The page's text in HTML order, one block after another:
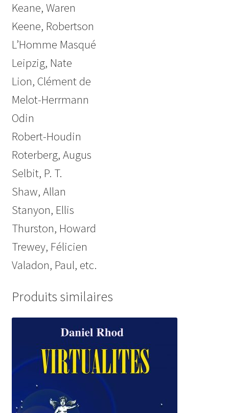
Keane, Waren
Keene, Robertson
L’Homme Masqué
Leipzig, Nate
Lion, Clément de
Melot-Herrmann
Odin
Robert-Houdin
Roterberg, Augus
Selbit, P. T.
Shaw, Allan
Stanyon, Ellis
Thurston, Howard
Trewey, Félicien
Valadon, Paul, etc.
Produits similaires